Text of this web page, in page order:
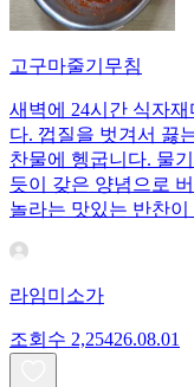
고구마줄기무침
새벽에 24시간 식자
다. 껍질을 벗겨서 끓
찬물에 헹굽니다. 물
듯이 갖은 양념으로
놀라는 맛있는 반찬이
라임미소가
조회수 2,25426.08.01